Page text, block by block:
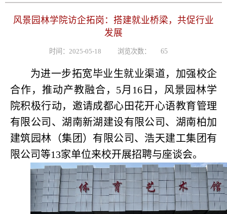
风景园林学院访企拓岗：搭建就业桥梁，共促行业
发展
时间：2025-05-18 浏览次数： 65
为进一步拓宽毕业生就业渠道，加强校企
合作，推动产教融合， 5月 16 日，风景园林学
院积极行动，邀请成都心田花开心语教育管理
有限公司、湖南新湖建设有限公司、湖南柏加
建筑园林（集团）有限公司、浩天建工集团有
限公司等13家单位来校开展招聘与座谈会。